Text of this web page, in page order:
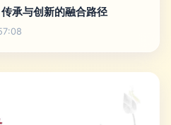
承与创新的融合路径